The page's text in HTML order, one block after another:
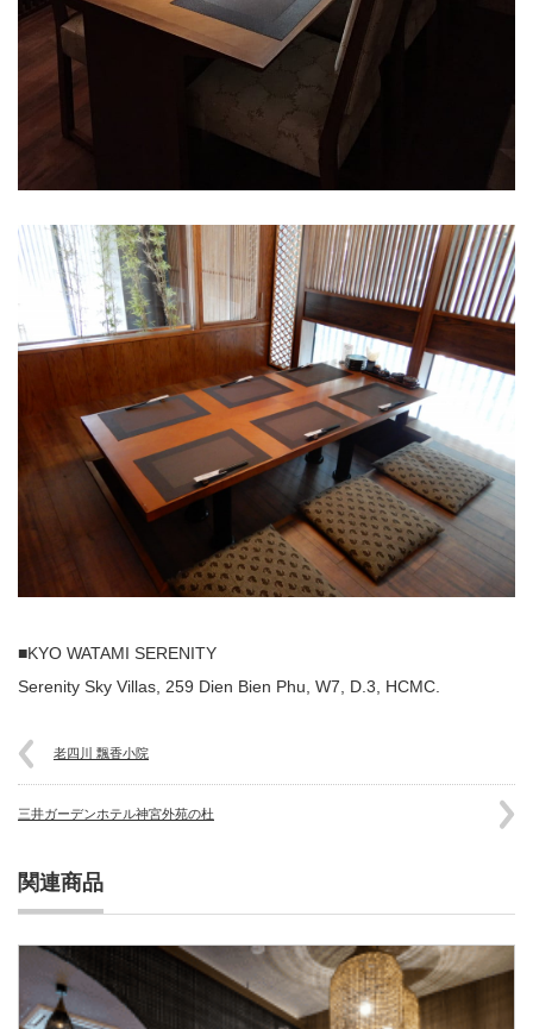
■KYO WATAMI SERENITY
Serenity Sky Villas, 259 Dien Bien Phu, W7, D.3, HCMC.
老四川 飄香小院
三井ガーデンホテル神宮外苑の杜
関連商品